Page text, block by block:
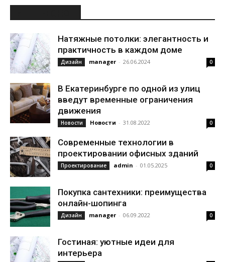
Натяжные потолки: элегантность и
практичность в каждом доме
Дизайн manager - 26.06.2024 0
В Екатеринбурге по одной из улиц
введут временные ограничения
движения
Новости Новости - 31.08.2022 0
Современные технологии в
проектировании офисных зданий
Проектирование admin - 01.05.2025 0
Покупка сантехники: преимущества
онлайн-шопинга
Дизайн manager - 06.09.2022 0
Гостиная: уютные идеи для
интерьера